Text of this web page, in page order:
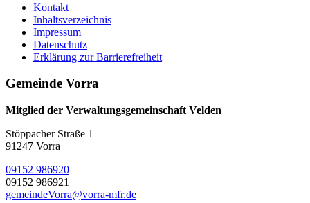
Kontakt
Inhaltsverzeichnis
Impressum
Datenschutz
Erklärung zur Barrierefreiheit
Gemeinde Vorra
Mitglied der Verwaltungsgemeinschaft Velden
Stöppacher Straße 1
91247 Vorra
09152 986920
09152 986921
gemeindeVorra@vorra-mfr.de